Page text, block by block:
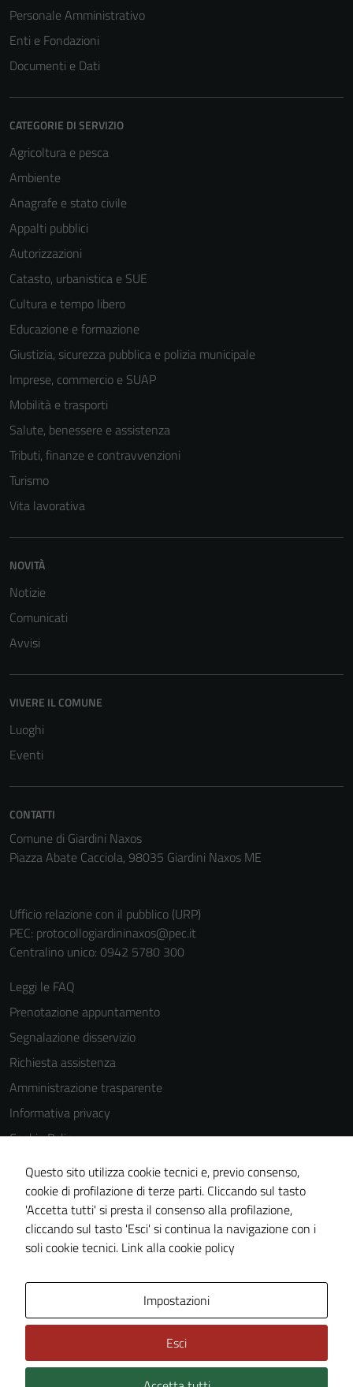
Personale Amministrativo
Enti e Fondazioni
Documenti e Dati
CATEGORIE DI SERVIZIO
Agricoltura e pesca
Ambiente
Anagrafe e stato civile
Appalti pubblici
Autorizzazioni
Catasto, urbanistica e SUE
Cultura e tempo libero
Educazione e formazione
Giustizia, sicurezza pubblica e polizia municipale
Imprese, commercio e SUAP
Mobilità e trasporti
Salute, benessere e assistenza
Tributi, finanze e contravvenzioni
Turismo
Vita lavorativa
NOVITÀ
Notizie
Comunicati
Avvisi
VIVERE IL COMUNE
Luoghi
Eventi
CONTATTI
Comune di Giardini Naxos
Piazza Abate Cacciola, 98035 Giardini Naxos ME
Ufficio relazione con il pubblico (URP)
PEC: protocollogiardininaxos@pec.it
Centralino unico: 0942 5780 300
Leggi le FAQ
Prenotazione appuntamento
Segnalazione disservizio
Richiesta assistenza
Amministrazione trasparente
Informativa privacy
Cookie Policy
Note legali
Dichiarazione di accessibilità
Obiettivi di accessibilità
Piano di miglioramento del sito
Questo sito utilizza cookie tecnici e, previo consenso,
cookie di profilazione di terze parti. Cliccando sul tasto
'Accetta tutti' si presta il consenso alla profilazione,
cliccando sul tasto 'Esci' si continua la navigazione con i
soli cookie tecnici. Link alla cookie policy
Impostazioni
Esci
Tecnici
essere